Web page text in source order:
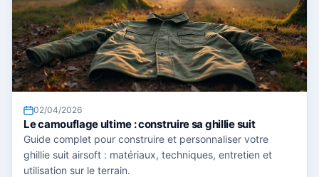
02/04/2026
Le camouflage ultime : construire sa ghillie suit
Guide complet pour construire et personnaliser votre
ghillie suit airsoft : matériaux, techniques, entretien et
utilisation sur le terrain.